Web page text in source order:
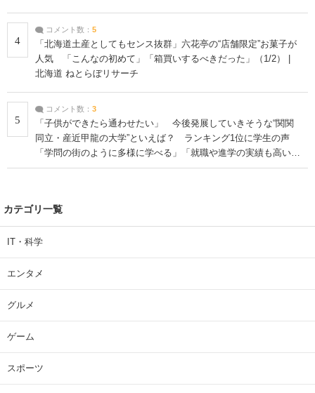
4
コメント数： 5
「北海道土産としてもセンス抜群」六花亭の“店舗限定”お菓子が
人気 「こんなの初めて」「箱買いするべきだった」（1/2） |
北海道 ねとらぼリサーチ
5
コメント数： 3
「子供ができたら通わせたい」 今後発展していきそうな“関関
同立・産近甲龍の大学”といえば？ ランキング1位に学生の声
「学問の街のように多様に学べる」「就職や進学の実績も高い」
| 大学 ねとらぼリサーチ
カテゴリ一覧
IT・科学
エンタメ
グルメ
ゲーム
スポーツ